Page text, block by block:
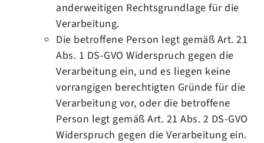
anderweitigen Rechtsgrundlage für die
Verarbeitung.
Die betroffene Person legt gemäß Art. 21
Abs. 1 DS-GVO Widerspruch gegen die
Verarbeitung ein, und es liegen keine
vorrangigen berechtigten Gründe für die
Verarbeitung vor, oder die betroffene
Person legt gemäß Art. 21 Abs. 2 DS-GVO
Widerspruch gegen die Verarbeitung ein.